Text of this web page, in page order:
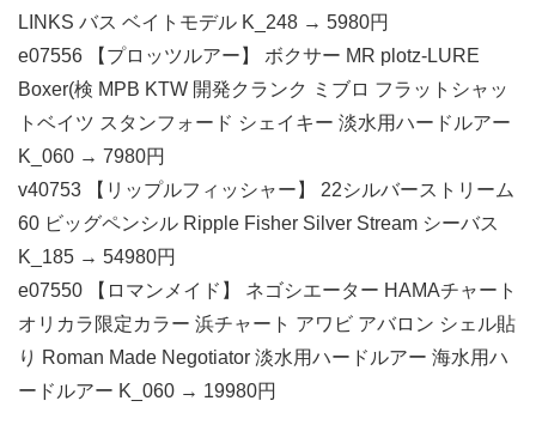
LINKS バス ベイトモデル K_248 → 5980円
e07556 【プロッツルアー】 ボクサー MR plotz-LURE
Boxer(検 MPB KTW 開発クランク ミブロ フラットシャッ
トベイツ スタンフォード シェイキー 淡水用ハードルアー
K_060 → 7980円
v40753 【リップルフィッシャー】 22シルバーストリーム
60 ビッグペンシル Ripple Fisher Silver Stream シーバス
K_185 → 54980円
e07550 【ロマンメイド】 ネゴシエーター HAMAチャート
オリカラ限定カラー 浜チャート アワビ アバロン シェル貼
り Roman Made Negotiator 淡水用ハードルアー 海水用ハ
ードルアー K_060 → 19980円